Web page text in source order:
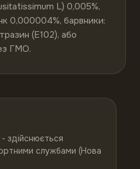
L) 0,005%,
0,000004%, барвники:
(E102), або
ГМО.
здійснюється
службами (Нова